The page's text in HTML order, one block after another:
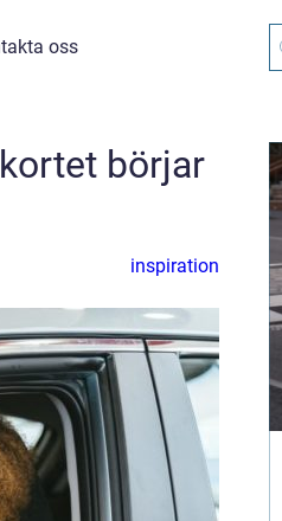
oss
börjar
inspiration